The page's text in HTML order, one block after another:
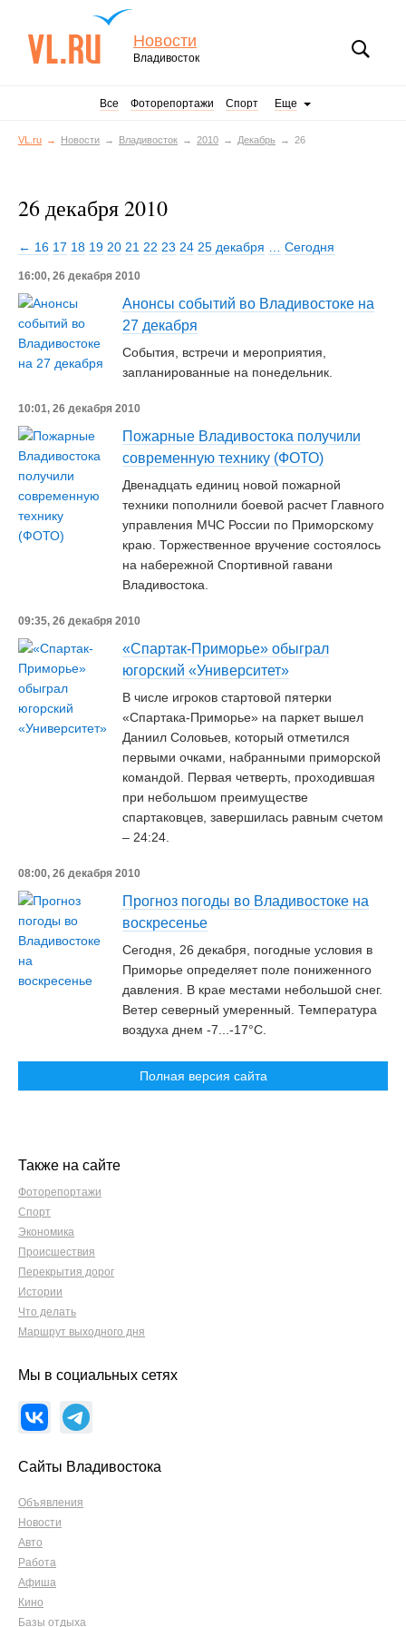
Новости
Владивосток
Все Фоторепортажи Спорт Еще
VL.ru Новости Владивосток 2010 Декабрь 26
26 декабря 2010
← 16 17 18 19 20 21 22 23 24 25 декабря Сегодня
16:00, 26 декабря 2010
Анонсы событий во Владивостоке на
27 декабря
События, встречи и мероприятия,
запланированные на понедельник.
10:01, 26 декабря 2010
Пожарные Владивостока получили
современную технику (ФОТО)
Двенадцать единиц новой пожарной
техники пополнили боевой расчет Главного
управления МЧС России по Приморскому
краю. Торжественное вручение состоялось
на набережной Спортивной гавани
Владивостока.
09:35, 26 декабря 2010
«Спартак-Приморье» обыграл
югорский «Университет»
В числе игроков стартовой пятерки
«Спартака-Приморье» на паркет вышел
Даниил Соловьев, который отметился
первыми очками, набранными приморской
командой. Первая четверть, проходившая
при небольшом преимуществе
спартаковцев, завершилась равным счетом
– 24:24.
08:00, 26 декабря 2010
Прогноз погоды во Владивостоке на
воскресенье
Сегодня, 26 декабря, погодные условия в
Приморье определяет поле пониженного
давления. В крае местами небольшой снег.
Ветер северный умеренный. Температура
воздуха днем -7...-17°C.
Полная версия сайта
Также на сайте
Фоторепортажи
Спорт
Экономика
Происшествия
Перекрытия дорог
Истории
Что делать
Маршрут выходного дня
Мы в социальных сетях
Сайты Владивостока
Объявления
Новости
Авто
Работа
Афиша
Кино
Базы отдыха